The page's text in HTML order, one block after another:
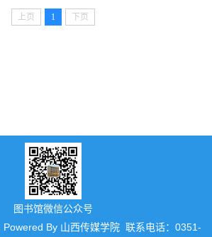
上页 1 下页
图书馆微信公众号
By 山西传媒学院 联系电话：0351-